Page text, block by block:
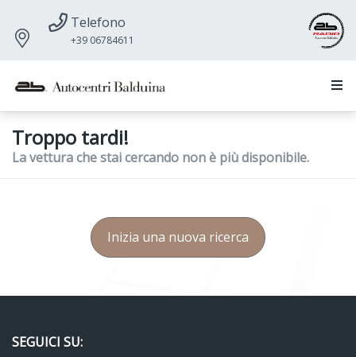
Telefono
+39 06784611
Troppo tardi!
La vettura che stai cercando non è più disponibile.
Inizia una nuova ricerca
SEGUICI SU: